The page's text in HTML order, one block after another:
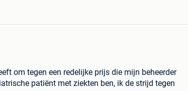
om tegen een redelijke prijs die mijn beheerder
patiënt met ziekten ben, ik de strijd tegen